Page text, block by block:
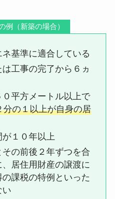
例（新築の場合）
基準に適合している
工事の完了から６ヵ
平方メートル以上で
分の１以上が自身の居
が１０年以上
の前後２年ずつを合
居住用財産の譲渡に
課税の特例といった
い